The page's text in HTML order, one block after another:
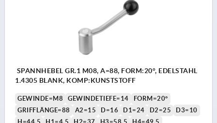
SPANNHEBEL GR.1 M08, A=88, FORM:20°, EDELSTAHL
1.4305 BLANK, KOMP:KUNSTSTOFF
GEWINDE=M8 GEWINDETIEFE=14
FORM=20°
GRIFFLÄNGE=88
A2=15 D=16 D1=24 D2=25
D3=10